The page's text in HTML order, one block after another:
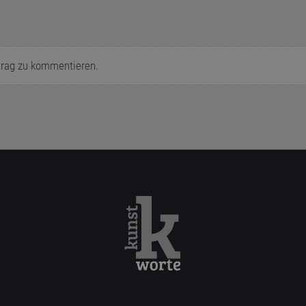
zu kommentieren.